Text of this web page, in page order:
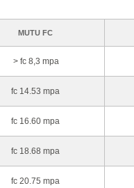
MUTU FC
> fc 8,3 mpa
fc 14.53 mpa
fc 16.60 mpa
fc 18.68 mpa
fc 20.75 mpa